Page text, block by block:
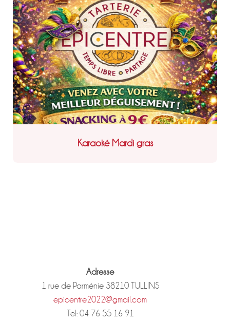
Karaoké Mardi gras
Adresse
1 rue de Parménie 38210 TULLINS
epicentre2022@gmail.com
Tel: 04 76 55 16 91